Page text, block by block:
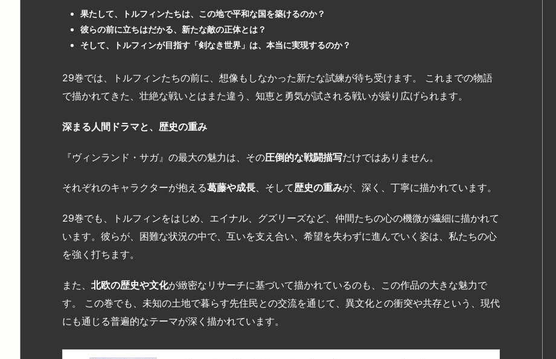
果たして、トルフィンたちは、この地で平和な国を築けるのか？
彼らの前に立ちはだかる、新たな敵の正体とは？
そして、トルフィンが目指す「剣なき世界」は、本当に実現するのか？
29巻では、トルフィンたちの前に、想像もしなかった新たな試練が待ち受けます。 これまでの物語
で描かれてきた、壮絶な戦いとはまた違う、知恵と勇気が試される戦いが繰り広げられます。
深まる人間ドラマと、歴史の重み
『ヴィンランド・サガ』の最大の魅力は、その圧倒的な戦闘描写だけではありません。
それぞれのキャラクターが抱える葛藤や成長、そして歴史の重みが、深く、丁寧に描かれています。
29巻でも、トルフィンをはじめ、エイナル、グズリーズなど、仲間たちの心の機微が繊細に描かれて
います。彼らが、困難な状況の中で、互いを支え合い、希望を失わずに進んでいく姿は、私たちの心
を強く打ちます。
また、 北欧の歴史や文化が緻密なリサーチに基づいて描かれているのも、この作品の大きな魅力で
す。 この巻でも、未知の土地で暮らす先住民との交流を通じて、異文化との衝突や共存という、現代
にも通じる普遍的なテーマが深く描かれています。